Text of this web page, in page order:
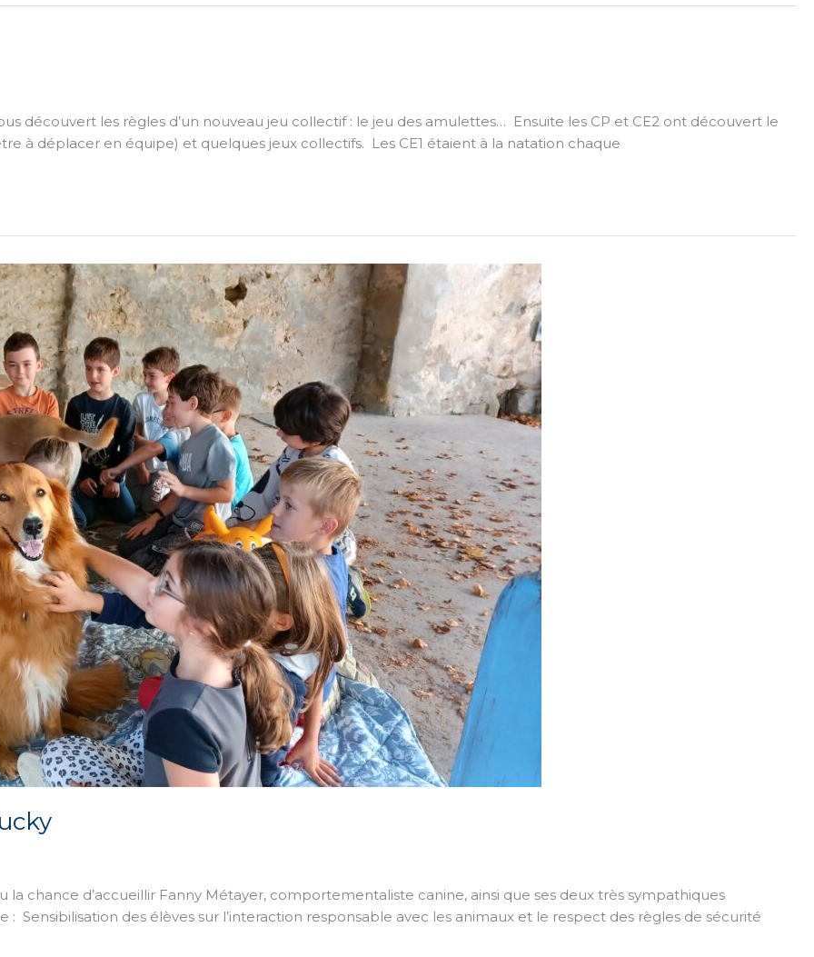
découvert les règles d’un nouveau jeu collectif : le jeu des amulettes… Ensuite les CP et CE2 ont découvert le
à déplacer en équipe) et quelques jeux collectifs. Les CE1 étaient à la natation chaque
la chance d’accueillir Fanny Métayer, comportementaliste canine, ainsi que ses deux très sympathiques
Sensibilisation des élèves sur l’interaction responsable avec les animaux et le respect des règles de sécurité